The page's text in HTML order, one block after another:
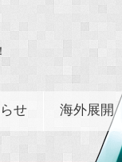
せ 海外展開